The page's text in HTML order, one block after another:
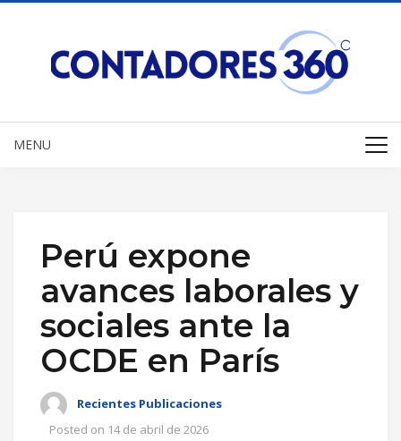
MENU
Perú expone
avances laborales y
sociales ante la
OCDE en París
Recientes Publicaciones
Posted on 14 de abril de 2026